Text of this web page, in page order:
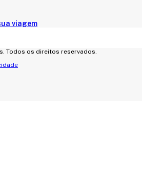
viagem
Todos os direitos reservados.